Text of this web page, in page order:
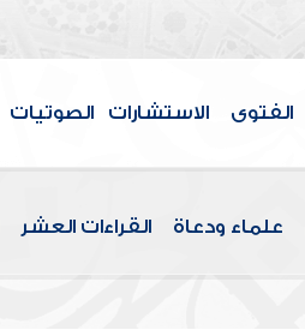
الفتوى الاستشارات الصوتيات
علماء ودعاة القراءات العشر